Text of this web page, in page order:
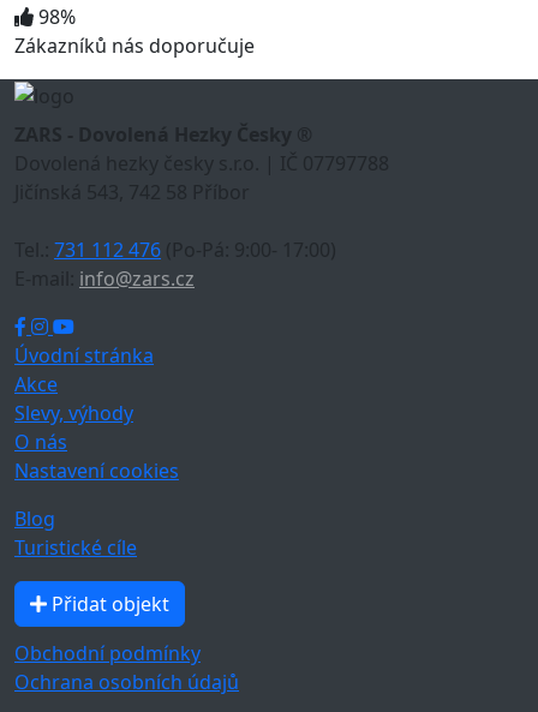
98%
Zákazníků nás doporučuje
ZARS - Dovolená Hezky Česky ®
Dovolená hezky česky s.r.o. | IČ 07797788
Jičínská 543, 742 58 Příbor
Tel.: 731 112 476 (Po-Pá: 9:00- 17:00)
E-mail: info@zars.cz
Úvodní stránka
Akce
Slevy, výhody
O nás
Nastavení cookies
Blog
Turistické cíle
Přidat objekt
Obchodní podmínky
Ochrana osobních údajů